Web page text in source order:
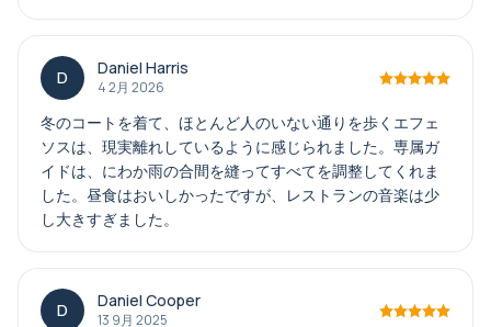
D Daniel Harris
4 2月 2026
冬のコートを着て、ほとんど人のいない通りを歩くエフェ
ソスは、現実離れしているように感じられました。専属ガ
イドは、にわか雨の合間を縫ってすべてを調整してくれま
した。昼食はおいしかったですが、レストランの音楽は少
し大きすぎました。
D Daniel Cooper
13 9月 2025